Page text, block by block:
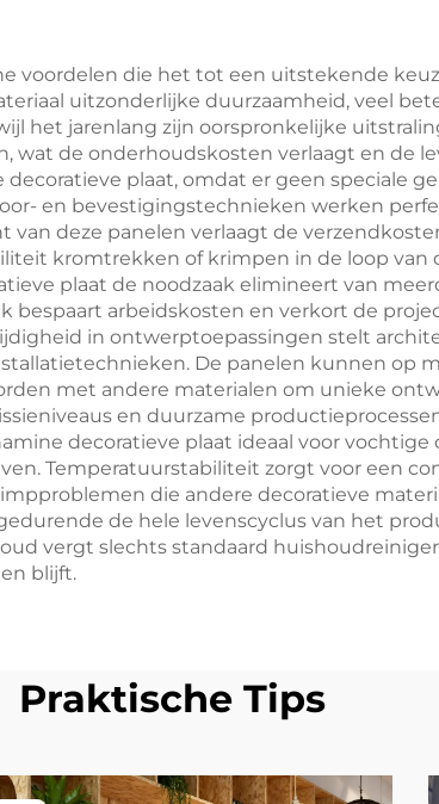
voordelen die het tot een uitstekende
uitzonderlijke duurzaamheid, veel
het jarenlang zijn oorspronkelijke
wat de onderhoudskosten verlaagt en de
plaat, omdat er geen speciale
en bevestigingstechnieken werken
deze panelen verlaagt de
kromtrekken of krimpen in de loop
plaat de noodzaak elimineert van
bespaart arbeidskosten en verkort de
in ontwerptoepassingen stelt
De panelen kunnen op
met andere materialen om unieke
en duurzame
decoratieve plaat ideaal voor vochtige
Temperatuurstabiliteit zorgt voor een
die andere decoratieve
de hele levenscyclus van het
vergt slechts standaard
blijft.
Praktische Tips